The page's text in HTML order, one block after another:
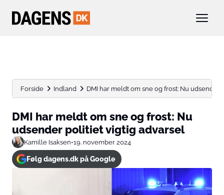
Forside Indland DMI har meldt om sne og frost: Nu udsender
DMI har meldt om sne og frost: Nu
udsender politiet vigtig advarsel
Kamille Isaksen•19. november 2024
Følg dagens.dk på Google